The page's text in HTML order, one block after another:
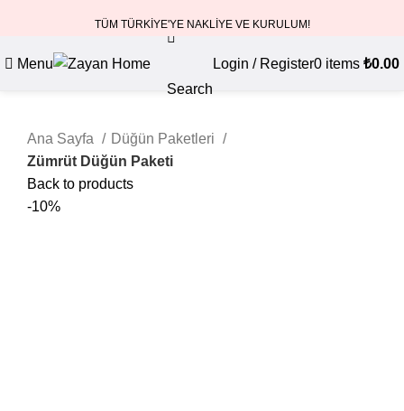
TÜM TÜRKİYE'YE NAKLİYE VE KURULUM!
Menu
Search
Login / Register0 items ₺0.00
Ana Sayfa
Düğün Paketleri
Zümrüt Düğün Paketi
Back to products
-10%